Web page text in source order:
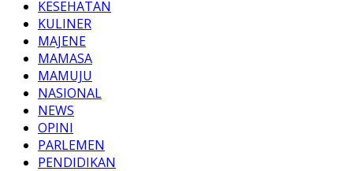
KESEHATAN
KULINER
MAJENE
MAMASA
MAMUJU
NASIONAL
NEWS
OPINI
PARLEMEN
PENDIDIKAN